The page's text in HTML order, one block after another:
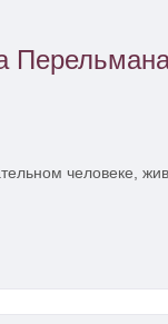
человеке,